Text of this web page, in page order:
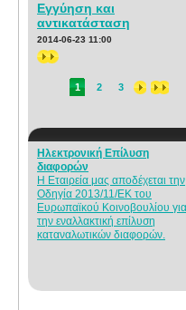
Εγγύηση και
αντικατάσταση
2014-06-23 11:00
>>
1 2 3
Ηλεκτρονική Επίλυση
διαφορών
Η Εταιρεία μας αποδέχεται την
Οδηγία 2013/11/ΕΚ του
Ευρωπαϊκού Κοινοβουλίου για
την εναλλακτική επίλυση
καταναλωτικών διαφορών.